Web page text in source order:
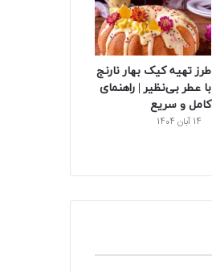
طرز تهیه کیک بهار نارنج
با عطر بی‌نظیر | راهنمای
کامل و سریع
14 آبان 1404